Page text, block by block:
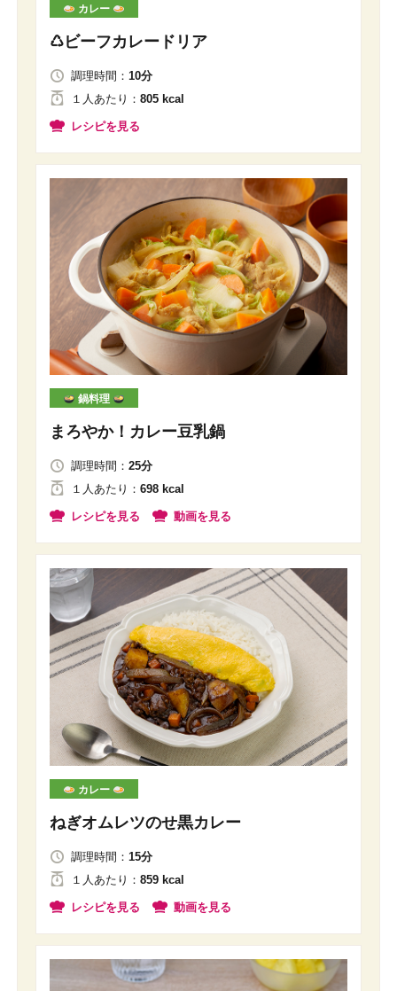
カレー
♺ビーフカレードリア
調理時間： 10分
１人 あたり ： 805 kcal
レシピを見る
鍋料理
まろやか！カレー豆乳鍋
調理時間： 25分
１人あたり ： 698 kcal
レシピを見る 動画を見る
カレー
ねぎオムレツのせ黒カレー
調理時間： 15分
１人 あたり ： 859 kcal
レシピを見る 動画を見る